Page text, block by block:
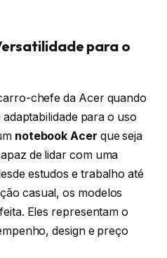
para o
chefe da Acer quando
para o uso
notebook Acer que seja
de lidar com uma
estudos e trabalho até
casual, os modelos
Eles representam o
design e preço